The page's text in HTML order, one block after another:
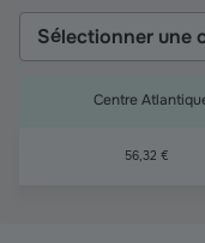
Sélectionner une
Centre
56,32 €